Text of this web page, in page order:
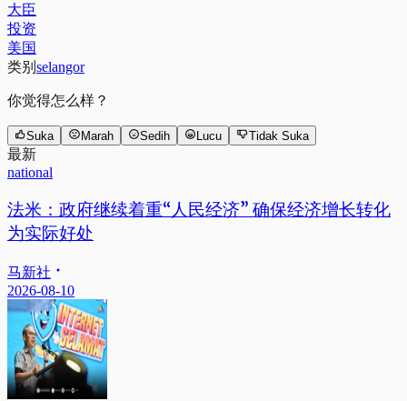
大臣
投资
美国
类别 selangor
你觉得怎么样？
Suka Marah Sedih Lucu Tidak Suka
最新
national
法米：政府继续着重“人民经济” 确保经济增长转化
为实际好处
马新社
2026-08-10